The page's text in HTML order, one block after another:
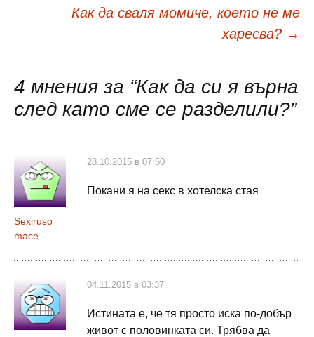
публикациите
Как да сваля момиче, което не ме
харесва? →
4 мнения за “Как да си я върна
след като сме се разделили?”
Sexiruso
mace
28.10.2015 в 07:50
Покани я на секс в хотелска стая
04.11.2015 в 03:37
Истината е, че тя просто иска по-добър
живот с половинката си. Трябва да